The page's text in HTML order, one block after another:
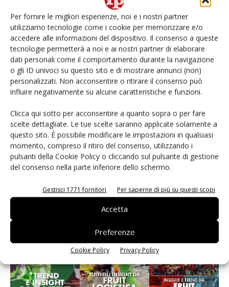
Per fornire le migliori esperienze, noi e i nostri partner
utilizziamo tecnologie come i cookie per memorizzare e/o
accedere alle informazioni del dispositivo. Il consenso a queste
tecnologie permetterà a noi e ai nostri partner di elaborare
dati personali come il comportamento durante la navigazione
o gli ID univoci su questo sito e di mostrare annunci (non)
personalizzati. Non acconsentire o ritirare il consenso può
influire negativamente su alcune caratteristiche e funzioni.
Clicca qui sotto per acconsentire a quanto sopra o per fare
scelte dettagliate. Le tue scelte saranno applicate solamente a
questo sito. È possibile modificare le impostazioni in qualsiasi
momento, compreso il ritiro del consenso, utilizzando i
pulsanti della Cookie Policy o cliccando sul pulsante di gestione
del consenso nella parte inferiore dello schermo.
Gestisci 1771 fornitori Per saperne di più su questi scopi
Accetta
Preferenze
Cookie Policy Privacy Policy
L’ortofrutta di Extra Supermercati tra localismo e
Ai #Repartofresh
Non è una susina: è Metis… e può rivoluzionare la
categoria
Andamento prezzi ortofrutta in Italia al 27 luglio
2026
Leonardo Odorizzi: “Dobbiamo creare stupore nel
punto di vendita” #vocidellortofrutta
E-magazine